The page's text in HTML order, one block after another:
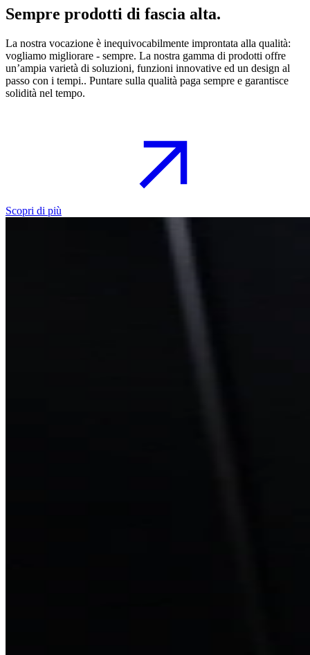
Sempre prodotti di fascia alta.
La nostra vocazione è inequivocabilmente improntata alla qualità:
vogliamo migliorare - sempre. La nostra gamma di prodotti offre
un’ampia varietà di soluzioni, funzioni innovative ed un design al
passo con i tempi.. Puntare sulla qualità paga sempre e garantisce
solidità nel tempo.
Scopri di più